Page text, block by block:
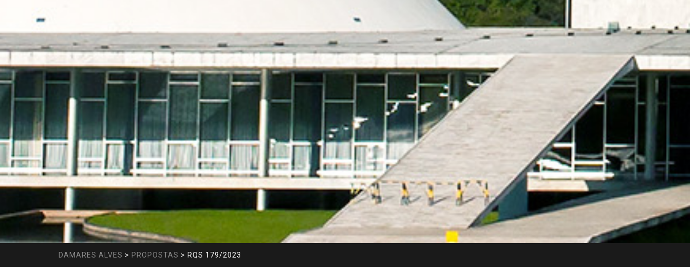
DAMARES ALVES > PROPOSTAS > RQS 179/2023